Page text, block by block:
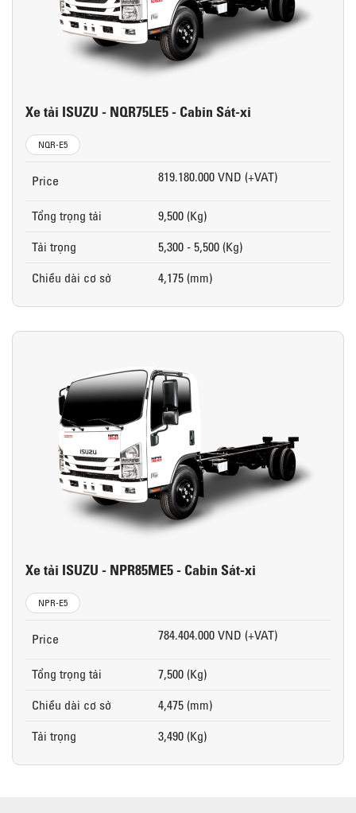
Xe tải ISUZU - NQR75LE5 - Cabin Sát-xi
NQR-E5
Price 819.180.000 VND (+VAT)
Tổng trọng tải
9,500 (Kg)
Tải trọng
5,300 - 5,500 (Kg)
Chiều dài cơ sở
4,175 (mm)
Xe tải ISUZU - NPR85ME5 - Cabin Sát-xi
NPR-E5
Price 784.404.000 VND (+VAT)
Tổng trọng tải
7,500 (Kg)
Chiều dài cơ sở
4,475 (mm)
Tải trọng
3,490 (Kg)